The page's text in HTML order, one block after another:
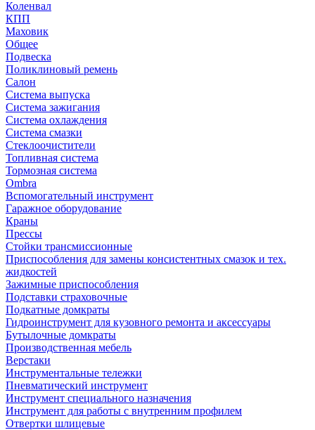
Коленвал
КПП
Маховик
Общее
Подвеска
Поликлиновый ремень
Салон
Система выпуска
Система зажигания
Система охлаждения
Система смазки
Стеклоочистители
Топливная система
Тормозная система
Ombra
Вспомогательный инструмент
Гаражное оборудование
Краны
Прессы
Стойки трансмиссионные
Приспособления для замены консистентных смазок и тех.
жидкостей
Зажимные приспособления
Подставки страховочные
Подкатные домкраты
Гидроинструмент для кузовного ремонта и аксессуары
Бутылочные домкраты
Производственная мебель
Верстаки
Инструментальные тележки
Пневматический инструмент
Инструмент специального назначения
Инструмент для работы с внутренним профилем
Отвертки шлицевые